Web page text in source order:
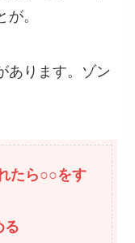
。
あります。ゾン
たら○○をす
る